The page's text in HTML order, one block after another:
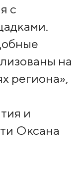
с
на
региона»,
и
Оксана